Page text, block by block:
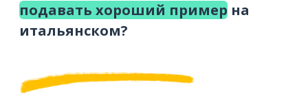
подавать хороший пример на
итальянском?